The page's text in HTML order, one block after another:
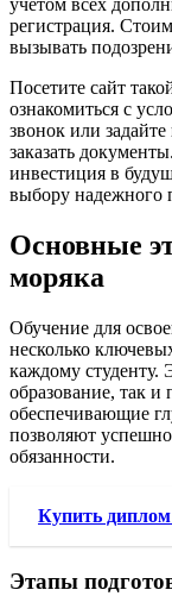
учётом всех
регистрация.
вызывать
Посетите сайт
ознакомиться с
звонок или
заказать
инвестиция в
выбору надежного
Основные
моряка
Обучение для
несколько
каждому студенту.
образование, так и
обеспечивающие
позволяют
обязанности.
Купить
Этапы